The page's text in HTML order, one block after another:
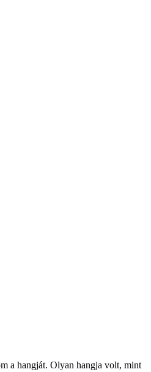
a hangját. Olyan hangja volt, mint